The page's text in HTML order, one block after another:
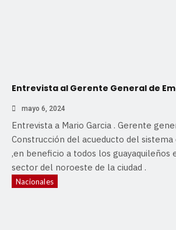
Entrevista al Gerente General de
mayo 6, 2024
Entrevista a Mario Garcia . Gerente
Construcción del acueducto del
,en beneficio a todos los guayaquileños
sector del noroeste de la ciudad .
Nacionales